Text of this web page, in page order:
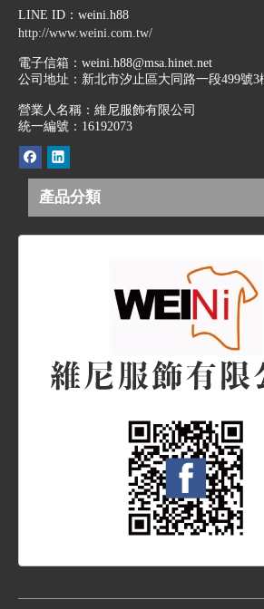
LINE ID ：weini.h88
http://www.weini.com.tw/
電子信箱： weini.h88@msa.hinet.net
公司地址： 新北市汐止區大同路一段499號3
營業人名稱：維尼服飾有限公司
統一編號：16192073
產品分類